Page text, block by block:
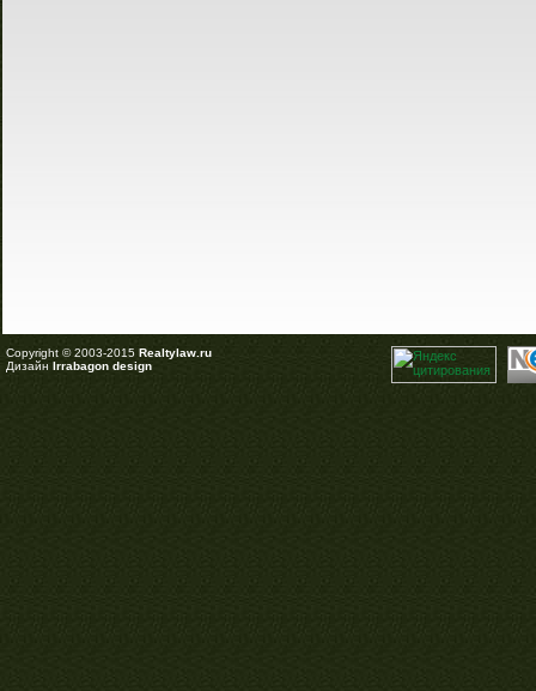
Copyright © 2003-2015 Realtylaw.ru
Дизайн Irrabagon design